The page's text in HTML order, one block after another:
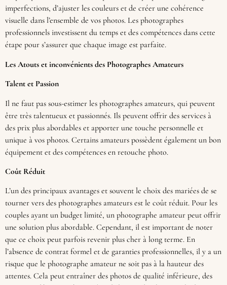
imperfections, d’ajuster les couleurs et de créer une cohérence
visuelle dans l’ensemble de vos photos. Les photographes
professionnels investissent du temps et des compétences dans cette
étape pour s’assurer que chaque image est parfaite.
Les Atouts et inconvénients des Photographes Amateurs
Talent et Passion
Il ne faut pas sous-estimer les photographes amateurs, qui peuvent
être très talentueux et passionnés. Ils peuvent offrir des services à
des prix plus abordables et apporter une touche personnelle et
unique à vos photos. Certains amateurs possèdent également un bon
équipement et des compétences en retouche photo.
Coût Réduit
L’un des principaux avantages et souvent le choix des mariées de se
tourner vers des photographes amateurs est le coût réduit. Pour les
couples ayant un budget limité, un photographe amateur peut offrir
une solution plus abordable. Cependant, il est important de noter
que ce choix peut parfois revenir plus cher à long terme. En
l’absence de contrat formel et de garanties professionnelles, il y a un
risque que le photographe amateur ne soit pas à la hauteur des
attentes. Cela peut entraîner des photos de qualité inférieure, des